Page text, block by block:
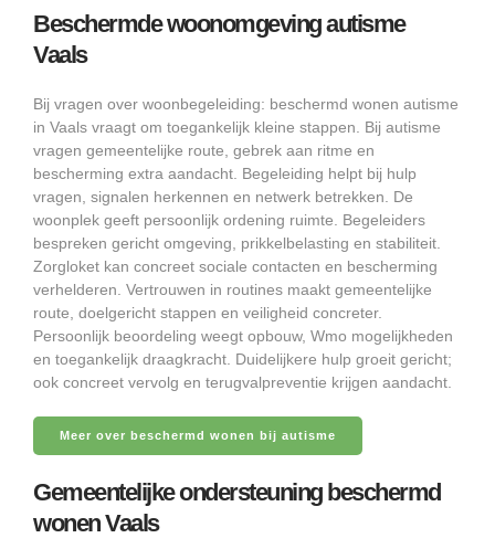
Beschermde woonomgeving autisme
Vaals
Bij vragen over woonbegeleiding: beschermd wonen autisme
in Vaals vraagt om toegankelijk kleine stappen. Bij autisme
vragen gemeentelijke route, gebrek aan ritme en
bescherming extra aandacht. Begeleiding helpt bij hulp
vragen, signalen herkennen en netwerk betrekken. De
woonplek geeft persoonlijk ordening ruimte. Begeleiders
bespreken gericht omgeving, prikkelbelasting en stabiliteit.
Zorgloket kan concreet sociale contacten en bescherming
verhelderen. Vertrouwen in routines maakt gemeentelijke
route, doelgericht stappen en veiligheid concreter.
Persoonlijk beoordeling weegt opbouw, Wmo mogelijkheden
en toegankelijk draagkracht. Duidelijkere hulp groeit gericht;
ook concreet vervolg en terugvalpreventie krijgen aandacht.
Meer over beschermd wonen bij autisme
Gemeentelijke ondersteuning beschermd
wonen Vaals